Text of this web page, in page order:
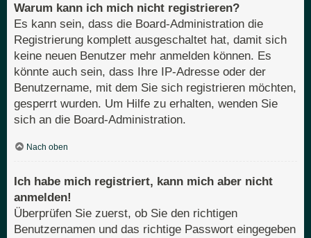
Warum kann ich mich nicht registrieren?
Es kann sein, dass die Board-Administration die
Registrierung komplett ausgeschaltet hat, damit sich
keine neuen Benutzer mehr anmelden können. Es
könnte auch sein, dass Ihre IP-Adresse oder der
Benutzername, mit dem Sie sich registrieren möchten,
gesperrt wurden. Um Hilfe zu erhalten, wenden Sie
sich an die Board-Administration.
Nach oben
Ich habe mich registriert, kann mich aber nicht
anmelden!
Überprüfen Sie zuerst, ob Sie den richtigen
Benutzernamen und das richtige Passwort eingegeben